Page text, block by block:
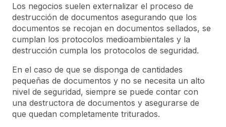
Los negocios suelen externalizar el proceso de
destrucción de documentos asegurando que los
documentos se recojan en documentos sellados, se
cumplan los protocolos medioambientales y la
destrucción cumpla los protocolos de seguridad.
En el caso de que se disponga de cantidades
pequeñas de documentos y no se necesita un alto
nivel de seguridad, siempre se puede contar con
una destructora de documentos y asegurarse de
que quedan completamente triturados.